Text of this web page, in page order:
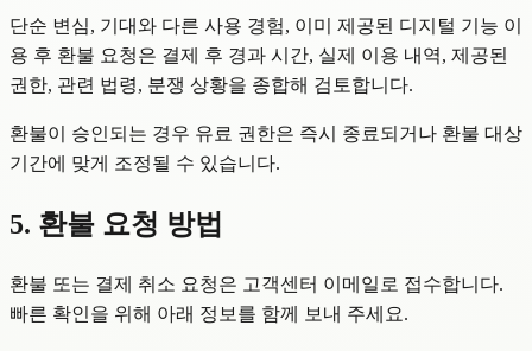
단순 변심, 기대와 다른 사용 경험, 이미 제공된 디지털 기능 이
용 후 환불 요청은 결제 후 경과 시간, 실제 이용 내역, 제공된
권한, 관련 법령, 분쟁 상황을 종합해 검토합니다.
환불이 승인되는 경우 유료 권한은 즉시 종료되거나 환불 대상
기간에 맞게 조정될 수 있습니다.
5. 환불 요청 방법
환불 또는 결제 취소 요청은 고객센터 이메일로 접수합니다.
빠른 확인을 위해 아래 정보를 함께 보내 주세요.